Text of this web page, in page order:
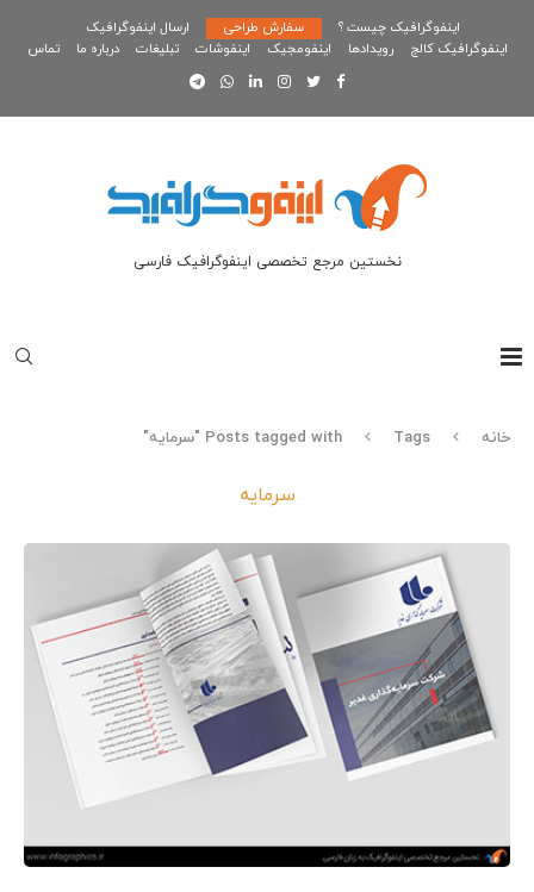
اینفوگرافیک چیست ؟ سفارش طراحی
ارسال اینفوگرافیک
اینفوگرافیک کالج
رویدادها اینفومجیک اینفوشات تبلیغات درباره ما تماس
نخستین مرجع تخصصی اینفوگرافیک فارسی
خانه Tags Posts tagged with "سرمایه"
سرمایه